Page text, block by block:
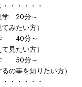
・・・・・
学 20分～
みたい方）
学 40分～
見たい方）
学 50分～
事を知りたい方）
・・・・・